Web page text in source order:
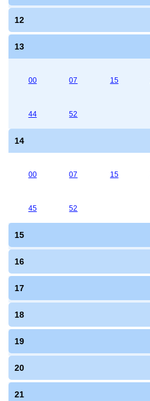
12
13
00 07 15
44 52
14
00 07 15
45 52
15
16
17
18
19
20
21